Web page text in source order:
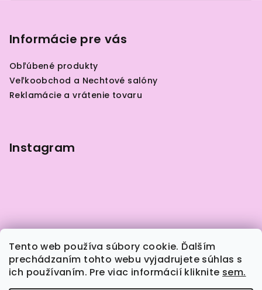
Tento web používa súbory cookie. Ďalším
prechádzaním tohto webu vyjadrujete súhlas s
ich používaním. Pre viac informácií kliknite sem.
Informácie pre vás
Obľúbené produkty
Veľkoobchod a Nechtové salóny
Reklamácie a vrátenie tovaru
Instagram